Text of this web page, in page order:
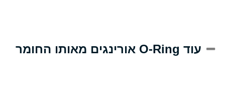
(Aqueous) עוד O-Ring אורינגים מאותו החומר